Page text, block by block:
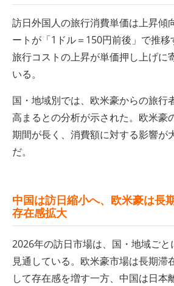
訪日外国人の旅行消費単価は上昇傾
ートが「1ドル＝150円前後」で推
旅行コストの上昇が単価押し上げに
いる。
国・地域別では、欧米豪からの旅行
高まるとの分析が示された。欧米豪
期間が長く、消費額に対する影響が
だ。
中国は訪日縮小へ、欧米豪は長
存在感拡大
2026年の訪日市場は、国・地域ごと
見通している。欧米豪市場は長期滞
して存在感を増す一方、中国は日本